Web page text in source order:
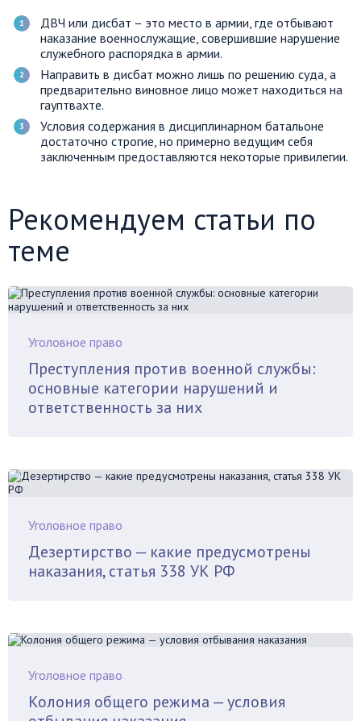
ДВЧ или дисбат – это место в армии, где отбывают
наказание военнослужащие, совершившие нарушение
служебного распорядка в армии.
Направить в дисбат можно лишь по решению суда, а
предварительно виновное лицо может находиться на
гауптвахте.
Условия содержания в дисциплинарном батальоне
достаточно строгие, но примерно ведущим себя
заключенным предоставляются некоторые привилегии.
Рекомендуем статьи по
теме
Уголовное право
Преступления против военной службы:
основные категории нарушений и
ответственность за них
Уголовное право
Дезертирство — какие предусмотрены
наказания, статья 338 УК РФ
Уголовное право
Колония общего режима — условия